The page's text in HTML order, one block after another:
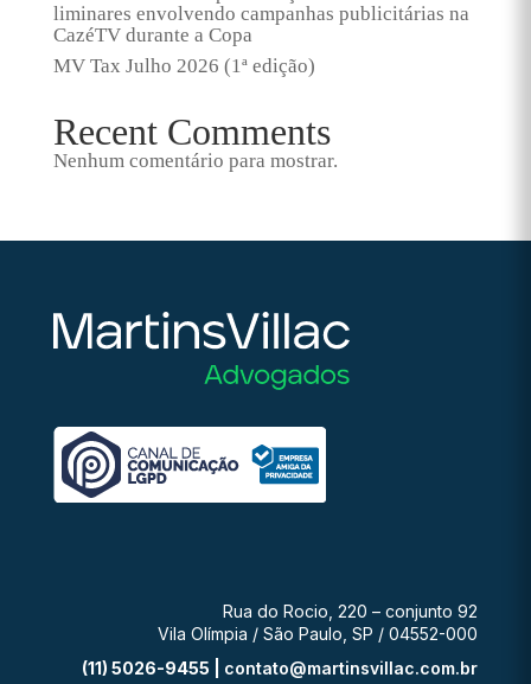
liminares envolvendo campanhas publicitárias na
CazéTV durante a Copa
MV Tax Julho 2026 (1ª edição)
Recent Comments
Nenhum comentário para mostrar.
Rua do Rocio, 220 – conjunto 92
Vila Olímpia / São Paulo, SP / 04552-000
(11) 5026-9455 | contato@martinsvillac.com.br